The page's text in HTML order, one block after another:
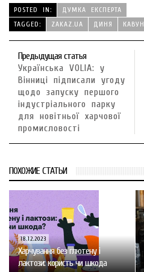
POSTED IN:
ДУМКА ЕКСПЕРТА
TAGGED:
ZAKAZ.UА ДИНЯ КАВУН
Предыдущая статья
Українська VOLIA: у
Вінниці підписали угоду
щодо запуску першого
індустріального парку
для новітньої харчової
промисловості
ПОХОЖИЕ СТАТЬИ
18.12.2023
Харчування без глютену і
лактози: користь чи шкода